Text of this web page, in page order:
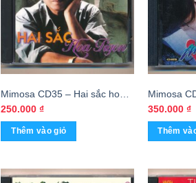
Mimosa CD35 – Hai sắc hoa
tigon – Nhật Trường (Phôi Số)
KGTUS
250.000₫
Thêm vào giỏ
Mimosa
Giá (DADR)
350.000 ₫
Thêm